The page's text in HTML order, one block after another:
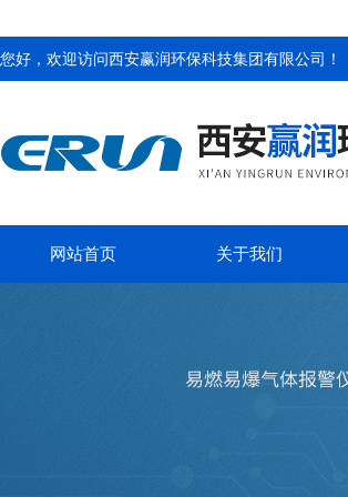
您好，欢迎访问西安赢润环保科技集团有限公司 ！
网站首页 关于我们